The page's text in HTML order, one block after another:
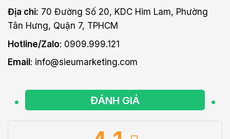
Địa chỉ: 70 Đường Số 20, KDC Him Lam, Phường
Tân Hưng, Quận 7, TPHCM
Hotline/Zalo: 0909.999.121
Email : info@sieumarketing.com
ĐÁNH GIÁ